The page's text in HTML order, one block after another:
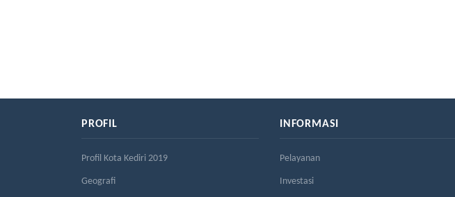
PROFIL
Profil Kota Kediri 2019
Geografi
INFORMASI
Pelayanan
Investasi